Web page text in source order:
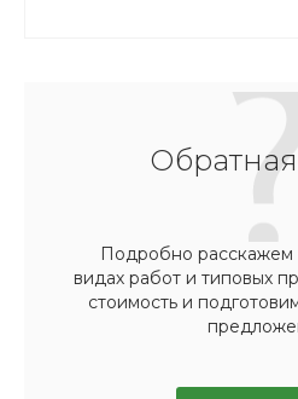
Подробно расскажем
видах работ и типовых
стоимость и